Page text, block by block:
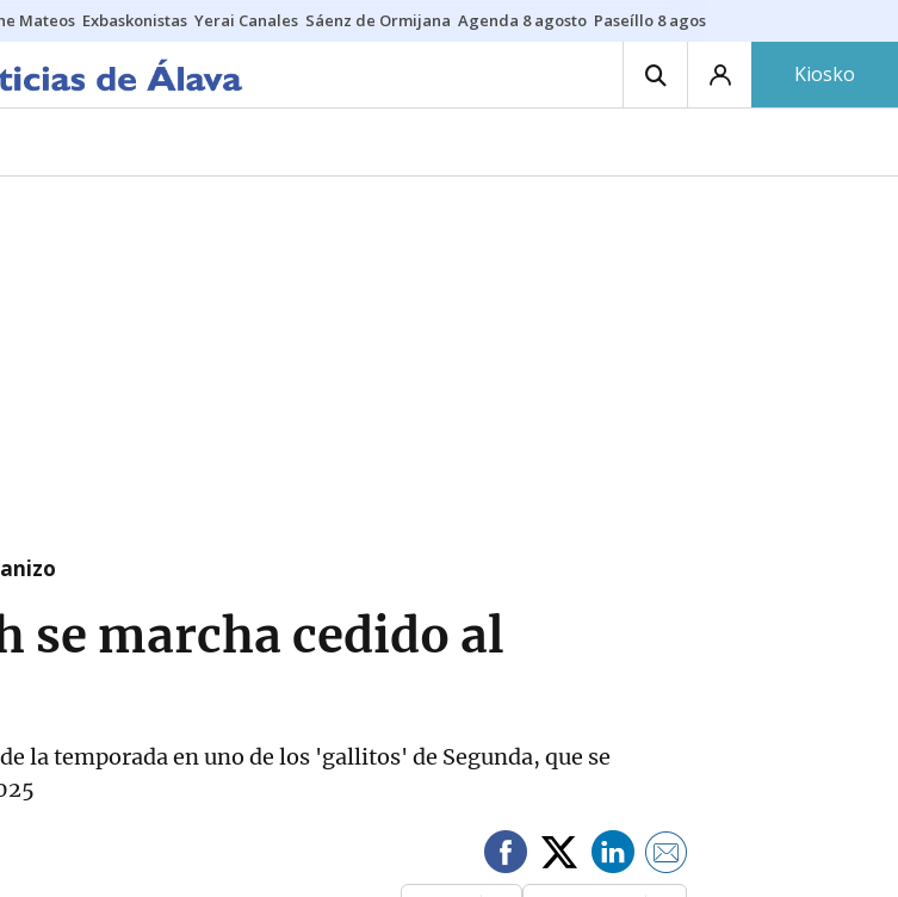
Mateos Exbaskonistas Yerai Canales Sáenz de Ormijana Agenda 8 agosto Paseíllo 8 agosto
Kiosko
se marcha cedido al
la temporada en uno de los 'gallitos' de Segunda, que se